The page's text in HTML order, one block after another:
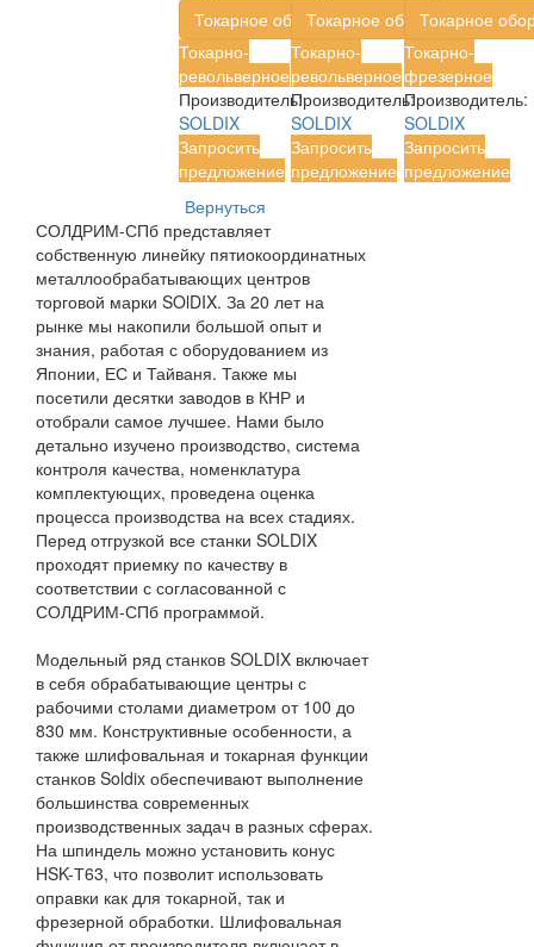
Токарное оборудование
Токарно-
револьверное
Производитель:
SOLDIX
Запросить
предложение
Токарное оборудование
Токарно-
револьверное
Производитель:
SOLDIX
Запросить
предложение
Токарное
Токарно-
фрезерное
Производитель:
SOLDIX
Запросить
предложение
Вернуться
СОЛДРИМ-СПб представляет
собственную линейку пятиокоординатных
металлообрабатывающих центров
торговой марки SOlDIX. За 20 лет на
рынке мы накопили большой опыт и
знания, работая с оборудованием из
Японии, ЕС и Тайваня. Также мы
посетили десятки заводов в КНР и
отобрали самое лучшее. Нами было
детально изучено производство, система
контроля качества, номенклатура
комплектующих, проведена оценка
процесса производства на всех стадиях.
Перед отгрузкой все станки SOLDIX
проходят приемку по качеству в
соответствии с согласованной с
СОЛДРИМ-СПб программой.
Модельный ряд станков SOLDIX включает
в себя обрабатывающие центры с
рабочими столами диаметром от 100 до
830 мм. Конструктивные особенности, а
также шлифовальная и токарная функции
станков Soldix обеспечивают выполнение
большинства современных
производственных задач в разных сферах.
На шпиндель можно установить конус
HSK-Т63, что позволит использовать
оправки как для токарной, так и
фрезерной обработки. Шлифовальная